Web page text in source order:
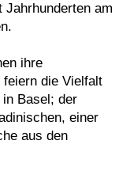
am
ihre
feiern die Vielfalt
Basel; der
einer
aus den